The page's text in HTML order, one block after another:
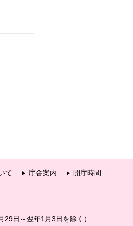
て 庁舎案内
開庁時間
日～翌年1月3日を除く）